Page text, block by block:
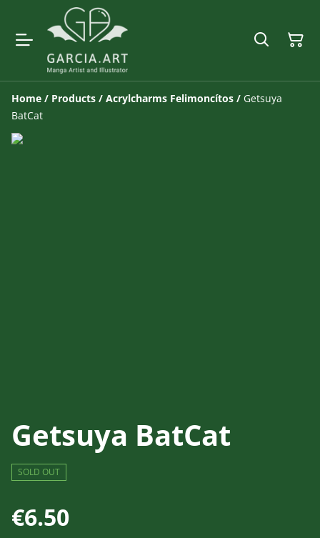
Home / Products / Acrylcharms Felimoncítos / Getsuya
BatCat
Getsuya BatCat
SOLD OUT
€6.50